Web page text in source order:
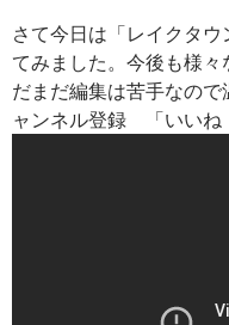
さて今日は「レイクタ
てみました。今後も様
だまだ編集は苦手なの
ャンネル登録 「いいね